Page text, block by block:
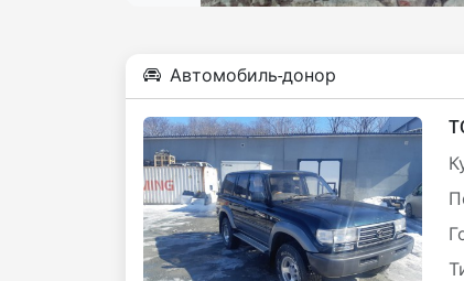
Автомобиль-донор